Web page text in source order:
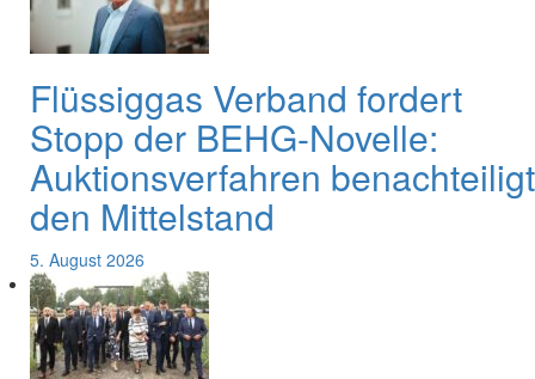
Flüssiggas Verband fordert
Stopp der BEHG-Novelle:
Auktionsverfahren benachteiligt
den Mittelstand
5. August 2026